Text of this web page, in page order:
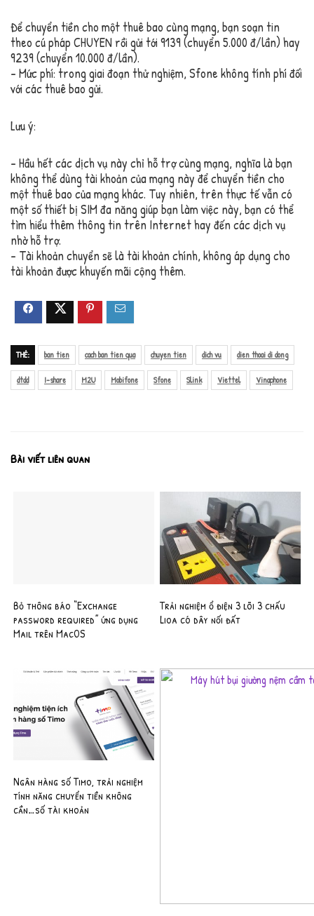
Để chuyển tiền cho một thuê bao cùng mạng, bạn soạn tin
theo cú pháp CHUYEN rồi gửi tới 9139 (chuyển 5.000 đ/lần) hay
9239 (chuyển 10.000 đ/lần).
– Mức phí: trong giai đoạn thử nghiệm, Sfone không tính phí đối
với các thuê bao gửi.
Lưu ý:
– Hầu hết các dịch vụ này chỉ hỗ trợ cùng mạng, nghĩa là bạn
không thể dùng tài khoản của mạng này để chuyển tiền cho
một thuê bao của mạng khác. Tuy nhiên, trên thực tế vẫn có
một số thiết bị SIM đa năng giúp bạn làm việc này, bạn có thể
tìm hiểu thêm thông tin trên Internet hay đến các dịch vụ
nhờ hỗ trợ.
– Tài khoản chuyển sẽ là tài khoản chính, không áp dụng cho
tài khoản được khuyến mãi cộng thêm.
THẺ: ban tien cach ban tien qua chuyen tien dich vu dien thoai di dong
dtdd I-share M2U Mobifone Sfone Slink Viettel Vinaphone
Bài viết liên quan
Bỏ thông báo “Exchange
password required” ứng dụng
Mail trên MacOS
Trải nghiệm ổ điện 3 lõi 3 chấu
Lioa có dây nối đất
Ngân hàng số Timo, trải nghiệm
tính năng chuyển tiền không
cần…số tài khoản